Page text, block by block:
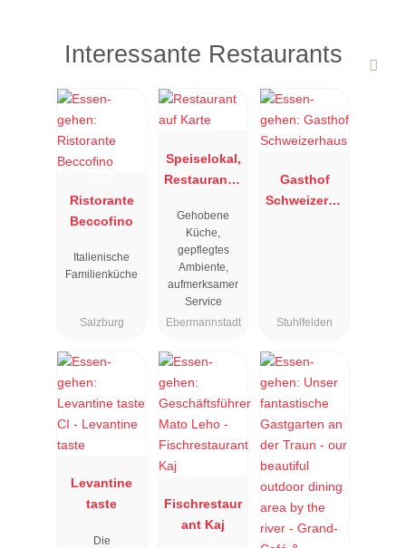
Interessante Restaurants
Ristorante
Beccofino
Italienische
Familienküche
Salzburg
Speiselokal,
Restaurant "
"
Gehobene
Küche,
gepflegtes
Ambiente,
aufmerksamer
Service
Ebermannstadt
Gasthof
Schweizerha
Stuhlfelden
Levantine
taste
Die
Fischrestaur
ant Kaj